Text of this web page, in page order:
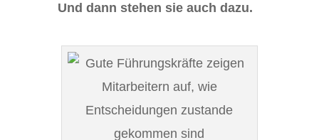
Und dann stehen sie auch dazu.